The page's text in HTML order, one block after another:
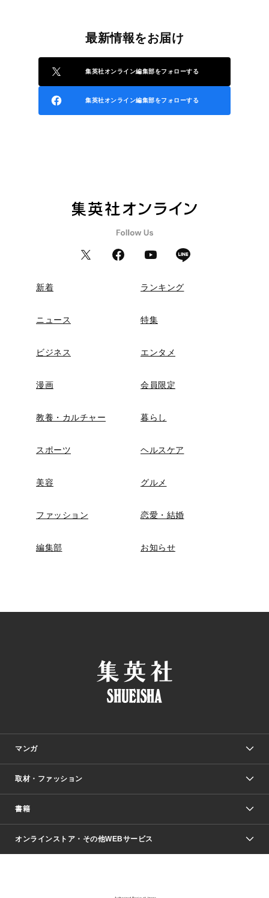
最新情報をお届け
集英社オンライン編集部をフォローする
集英社オンライン編集部をフォローする
新着 ランキング
ニュース 特集
ビジネス エンタメ
漫画 会員限定
教養・カルチャー 暮らし
スポーツ ヘルスケア
美容 グルメ
ファッション 恋愛・結婚
編集部 お知らせ
マンガ
少年マンガ
Vジャンプ
週刊ヤングジャンプ
少女マンガ
取材・ファッション
Seventeen
芸能・情報・スポーツ
書籍
文芸・文庫・総合
オンラインストア・その他WEBサービス